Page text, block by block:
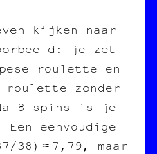
kijken naar
je zet
roulette en
roulette zonder
8 spins is je
eenvoudige
38) ≈ 7,79, maar